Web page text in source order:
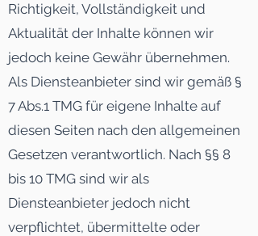
Richtigkeit, Vollständigkeit und
Aktualität der Inhalte können wir
jedoch keine Gewähr übernehmen.
Als Diensteanbieter sind wir gemäß §
7 Abs.1 TMG für eigene Inhalte auf
diesen Seiten nach den allgemeinen
Gesetzen verantwortlich. Nach §§ 8
bis 10 TMG sind wir als
Diensteanbieter jedoch nicht
verpflichtet, übermittelte oder